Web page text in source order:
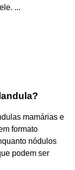
...
mamárias e
formato
nódulos
podem ser